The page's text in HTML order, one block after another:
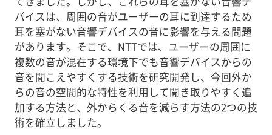
バイスは、周囲の音がユーザーの耳に到達するため
耳を塞がない音響デバイスの音に影響を与える問題
があります。そこで、NTTでは、ユーザーの周囲に
複数の音が混在する環境下でも音響デバイスからの
音を聞こえやすくする技術を研究開発し、今回外か
らの音の空間的な特性を利用して聞き取りやすく追
加する方法と、外からくる音を減らす方法の2つの技
術を確立しました。